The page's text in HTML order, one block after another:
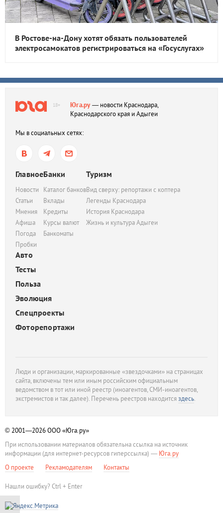
В Ростове-на-Дону хотят обязать пользователей
электросамокатов регистрироваться на «Госуслугах»
18+ Юга.ру— новости Краснодара,
Краснодарского края и Адыгеи
Мы в социальных сетях:
Главное
Новости
Статьи
Мнения
Афиша
Погода
Пробки
Банки
Каталог банков
Вклады
Кредиты
Курсы валют
Банкоматы
Туризм
Вид сверху: репортажи с коптера
Легенды Краснодара
История Краснодара
Жизнь и культура Адыгеи
Авто
Тесты
Польза
Эволюция
Спецпроекты
Фоторепортажи
Люди и организации, маркированные «звездочками» на страницах
сайта, включены тем или иным российским официальным
ведомством в тот или иной реестр (иноагентов, СМИ-иноагентов,
экстремистов и так далее). Перечень реестров находитсяздесь.
© 2001—2026ООО «Юга.ру»
При использовании материалов обязательна ссылка на источник
информации (для интернет-ресурсов гиперссылка) — Юга.ру
О проекте
Рекламодателям Контакты
Нашли ошибку? Ctrl + Enter